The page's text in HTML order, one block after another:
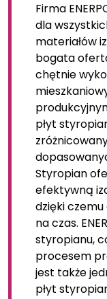
Firma
dla
materiałów
bogata
chętnie
płyt
Styropian
efektywną
dzięki
na czas.
styropianu,
procesem
jest także
płyt